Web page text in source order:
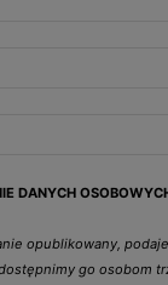
DANYCH
opublikowany,
go osobom